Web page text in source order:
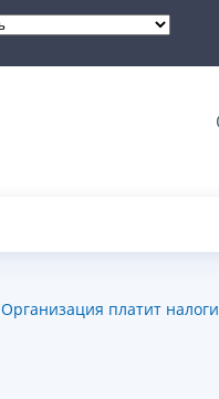
Организация платит налоги